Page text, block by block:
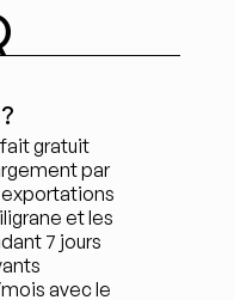
gratuit
par
et les
7 jours
avec le